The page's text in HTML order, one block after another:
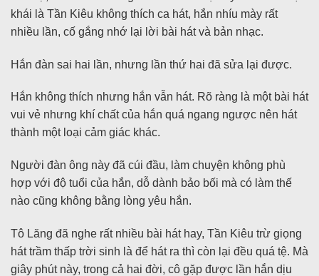
khái là Tần Kiêu không thích ca hát, hắn nhíu mày rất
nhiều lần, cố gắng nhớ lại lời bài hát và bản nhạc.
Hắn đàn sai hai lần, nhưng lần thứ hai đã sửa lại được.
Hắn không thích nhưng hắn vẫn hát. Rõ ràng là một bài hát
vui vẻ nhưng khí chất của hắn quá ngang ngược nên hát
thành một loại cảm giác khác.
Người đàn ông này đã cúi đầu, làm chuyện không phù
hợp với độ tuổi của hắn, dỗ dành bảo bối mà có làm thế
nào cũng không bằng lòng yêu hắn.
Tô Lăng đã nghe rất nhiều bài hát hay, Tần Kiêu trừ giọng
hát trầm thấp trời sinh là để hát ra thì còn lại đều quá tệ. Mà
giây phút này, trong cả hai đời, cô gặp được lần hắn dịu